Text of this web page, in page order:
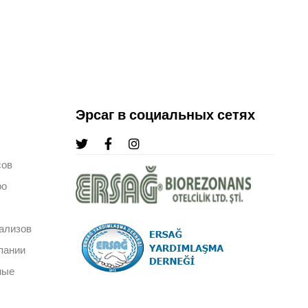
Эрсаг в социальных сетях